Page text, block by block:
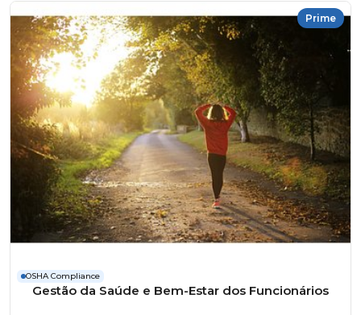
Prime
OSHA Compliance
Gestão da Saúde e Bem-Estar dos Funcionários